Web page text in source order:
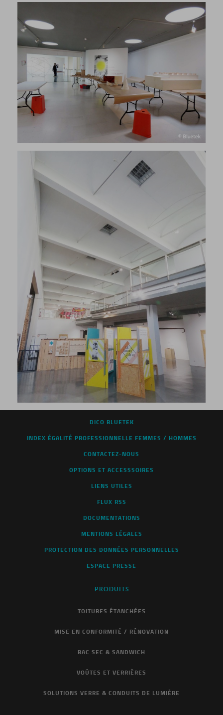
DICO BLUETEK
INDEX ÉGALITÉ PROFESSIONNELLE FEMMES / HOMMES
CONTACTEZ-NOUS
OPTIONS ET ACCESSSOIRES
LIENS UTILES
FLUX RSS
DOCUMENTATIONS
MENTIONS LÉGALES
PROTECTION DES DONNÉES PERSONNELLES
ESPACE PRESSE
PRODUITS
TOITURES ÉTANCHÉES
MISE EN CONFORMITÉ / RÉNOVATION
BAC SEC & SANDWICH
VOÛTES ET VERRIÈRES
SOLUTIONS VERRE & CONDUITS DE LUMIÈRE